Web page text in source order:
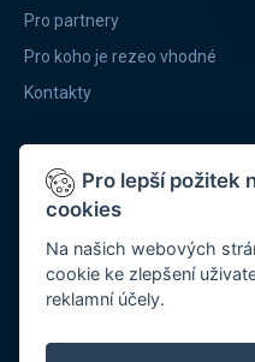
Pro partnery
Pro koho je rezeo vhodné
Kontakty
889/90a, 602 00 Brno, IČ:
zapsaná v OŘ vedeném u
vložka 86358, je registrována v
Pro lepší požitek
cookies
Na našich webových
cookie ke zlepšení
reklamní účely.